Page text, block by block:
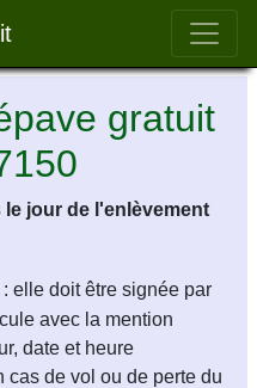
Bar
gratuit
jour de l'enlèvement
elle doit être signée par
avec la mention
date et heure
cas de vol ou de perte du